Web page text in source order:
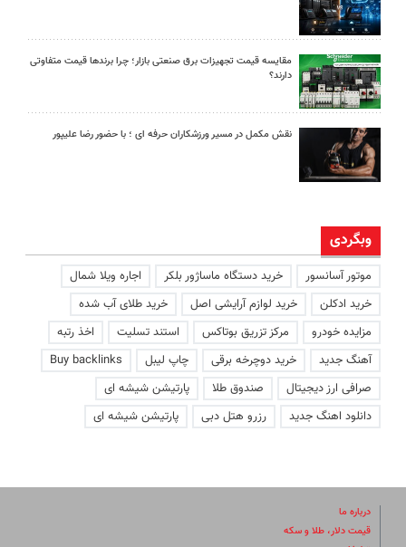
مقایسه قیمت تجهیزات برق صنعتی بازار؛ چرا برندها قیمت متفاوتی
دارند؟
نقش مکمل در مسیر ورزشکاران حرفه ای ؛ با حضور رضا علیپور
وبگردی
موتور آسانسور خرید دستگاه ماساژور بلکر
اجاره ویلا شمال
خرید ادکلن
خرید لوازم آرایشی اصل
خرید طلای آب شده
مزایده خودرو
مرکز تزریق بوتاکس استند تسلیت
اخذ رتبه
آهنگ جدید
خرید دوچرخه برقی چاپ لیبل
Buy backlinks
صرافی ارز دیجیتال
صندوق طلا
پارتیشن شیشه ای
دانلود اهنگ جدید
رزرو هتل دبی پارتیشن شیشه ای
درباره ما
قیمت دلار، طلا و سکه